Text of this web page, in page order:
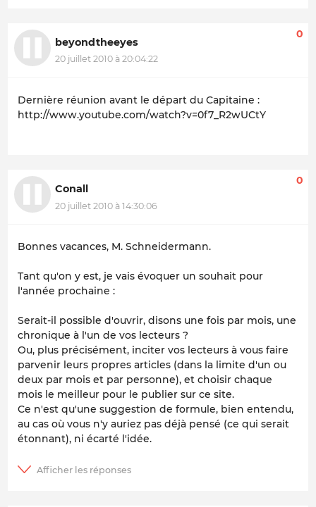
beyondtheeyes
20 juillet 2010 à 20:04:22
0
Dernière réunion avant le départ du Capitaine :
http://www.youtube.com/watch?v=0f7_R2wUCtY
Conall
20 juillet 2010 à 14:30:06
0
Bonnes vacances, M. Schneidermann.
Tant qu'on y est, je vais évoquer un souhait pour
l'année prochaine :
Serait-il possible d'ouvrir, disons une fois par mois, une
chronique à l'un de vos lecteurs ?
Ou, plus précisément, inciter vos lecteurs à vous faire
parvenir leurs propres articles (dans la limite d'un ou
deux par mois et par personne), et choisir chaque
mois le meilleur pour le publier sur ce site.
Ce n'est qu'une suggestion de formule, bien entendu,
au cas où vous n'y auriez pas déjà pensé (ce qui serait
étonnant), ni écarté l'idée.